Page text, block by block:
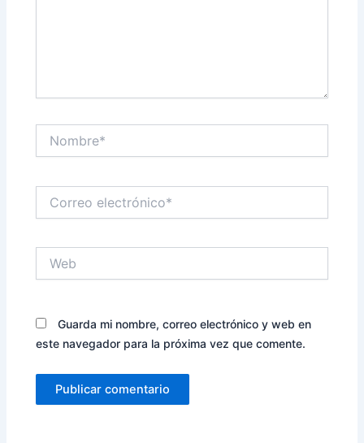
electrónico*
Guarda mi nombre, correo electrónico y web en
este navegador para la próxima vez que comente.